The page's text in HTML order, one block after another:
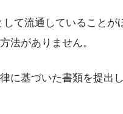
して流通していること
法がありません。
に基づいた書類を提出